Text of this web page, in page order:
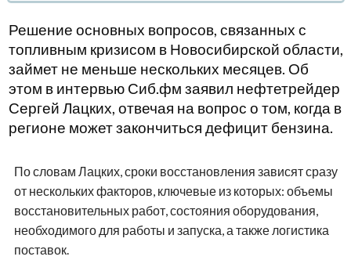
Решение основных вопросов, связанных с
топливным кризисом в Новосибирской области,
займет не меньше нескольких месяцев. Об
этом в интервью Сиб.фм заявил нефтетрейдер
Сергей Лацких, отвечая на вопрос о том, когда в
регионе может закончиться дефицит бензина.
По словам Лацких, сроки восстановления зависят сразу
от нескольких факторов, ключевые из которых: объемы
восстановительных работ, состояния оборудования,
необходимого для работы и запуска, а также логистика
поставок.